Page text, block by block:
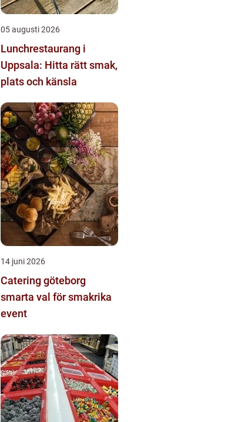
05 augusti 2026
Lunchrestaurang i
Uppsala: Hitta rätt smak,
plats och känsla
14 juni 2026
Catering göteborg
smarta val för smakrika
event